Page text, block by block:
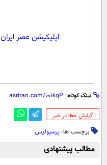
اپلیکیشن عصر ایران
لینک کوتاه:
‌گزارش خطا در خبر
برچسب ها: پرسپولیس
مطالب پیشنهادی